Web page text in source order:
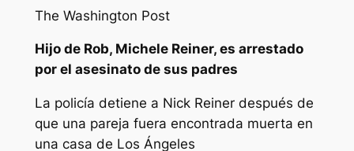
The Washington Post
Hijo de Rob, Michele Reiner, es arrestado
por el asesinato de sus padres
La policía detiene a Nick Reiner después de
que una pareja fuera encontrada muerta en
una casa de Los Ángeles